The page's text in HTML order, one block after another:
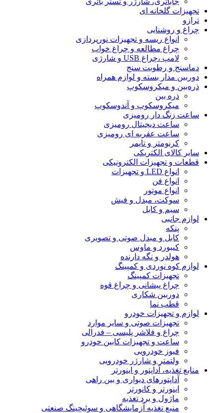
تجهیزات گلخانه ای
ترازو
چراغ و روشنایی
انواع ریسه و تجهیزات نورپردازی
چراغ مطالعه و چراغ خواب
لامپ ،چراغ USB و شارژی
دماسنج و رطوبت سنج
دوربین مدار بسته و لوازم همراه
ذره‌بین و میکروسکوپ
ذره بین
میکروسکوپ و آندوسکوپ
ساعت زنگ دار رومیزی
ساعت دیجیتال رومیزی
ساعت عقربه ای رومیزی
کرنومتر و تایمر
سایر کالای الکتریکی
قطعات و تجهیزات الکترونیکی
انواع LED و تجهیزات
انواع فن
انواع موتور
سوکت، مبدل و فیش
سیم و کابل
لوازم جانبی
پنکه
کابل و مبدل صوتی و تصویری
کیبورد و ماوس
هولدر و نگه دارنده
لوازم کوه نوردی و کمپینگ
تجهیزات کمپینگ
چراغ پیشانی و چراغ قوه
دوربین شکاری
قطب نما
لوازم و تجهیزات خودرو
تجهیزات صوتی و سایر موارد
چراغ و فلاشر پلیسی – فدرالی
ساعت و تجهیزات کابین خودرو
فیوز خودرویی
ولتمتر و شارژر خودرویی
منابع تغذیه، آداپتور و اینورتر
آداپتورهای دیواری و بین راهی
اینورتر و کانورتر
ماژول و برد تغذیه
منبع تغذیه آزمایشگاهی و سوئیچینگ صنعتی